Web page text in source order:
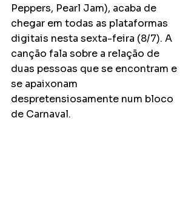
Peppers, Pearl Jam), acaba de
chegar em todas as plataformas
digitais nesta sexta-feira (8/7). A
canção fala sobre a relação de
duas pessoas que se encontram e
se apaixonam
despretensiosamente num bloco
de Carnaval.